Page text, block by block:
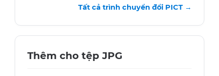
Tất cả trình chuyển đổi PICT →
Thêm cho tệp JPG